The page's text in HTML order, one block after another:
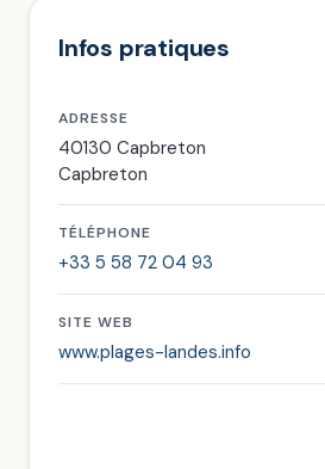
Infos pratiques
ADRESSE
40130 Capbreton
Capbreton
TÉLÉPHONE
+33 5 58 72 04 93
SITE WEB
www.plages-landes.info